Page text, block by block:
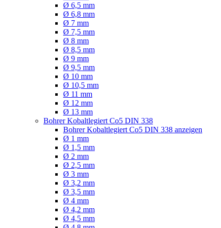
Ø 6,5 mm
Ø 6,8 mm
Ø 7 mm
Ø 7,5 mm
Ø 8 mm
Ø 8,5 mm
Ø 9 mm
Ø 9,5 mm
Ø 10 mm
Ø 10,5 mm
Ø 11 mm
Ø 12 mm
Ø 13 mm
Bohrer Kobaltlegiert Co5 DIN 338
Bohrer Kobaltlegiert Co5 DIN 338 anzeigen
Ø 1 mm
Ø 1,5 mm
Ø 2 mm
Ø 2,5 mm
Ø 3 mm
Ø 3,2 mm
Ø 3,5 mm
Ø 4 mm
Ø 4,2 mm
Ø 4,5 mm